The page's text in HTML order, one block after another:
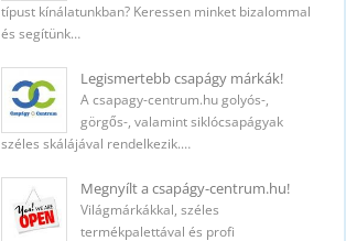
típust kínálatunkban? Keressen minket bizalommal
és segítünk…
Legismertebb csapágy márkák!
A csapagy-centrum.hu golyós-,
görgős-, valamint siklócsapágyak
széles skálájával rendelkezik.…
Megnyílt a csapágy-centrum.hu!
Világmárkákkal, széles
termékpalettával és profi